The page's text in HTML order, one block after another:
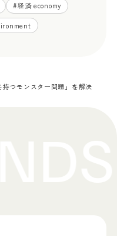
#経済 economy
持つモンスター問題」を解決